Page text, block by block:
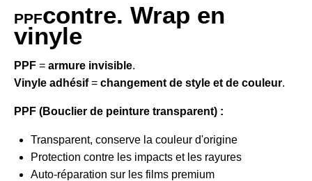
PPFcontre. Wrap en
vinyle
PPF = armure invisible.
Vinyle adhésif= changement de style et de couleur.
PPF (Bouclier de peinture transparent) :
Transparent, conserve la couleur d'origine
Protection contre les impacts et les rayures
Auto-réparation sur les films premium